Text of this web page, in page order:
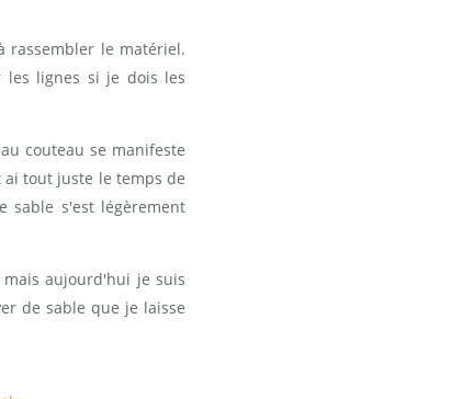
rassembler le matériel.
les lignes si je dois les
couteau se manifeste
ai tout juste le temps de
sable s'est légèrement
aujourd'hui je suis
de sable que je laisse